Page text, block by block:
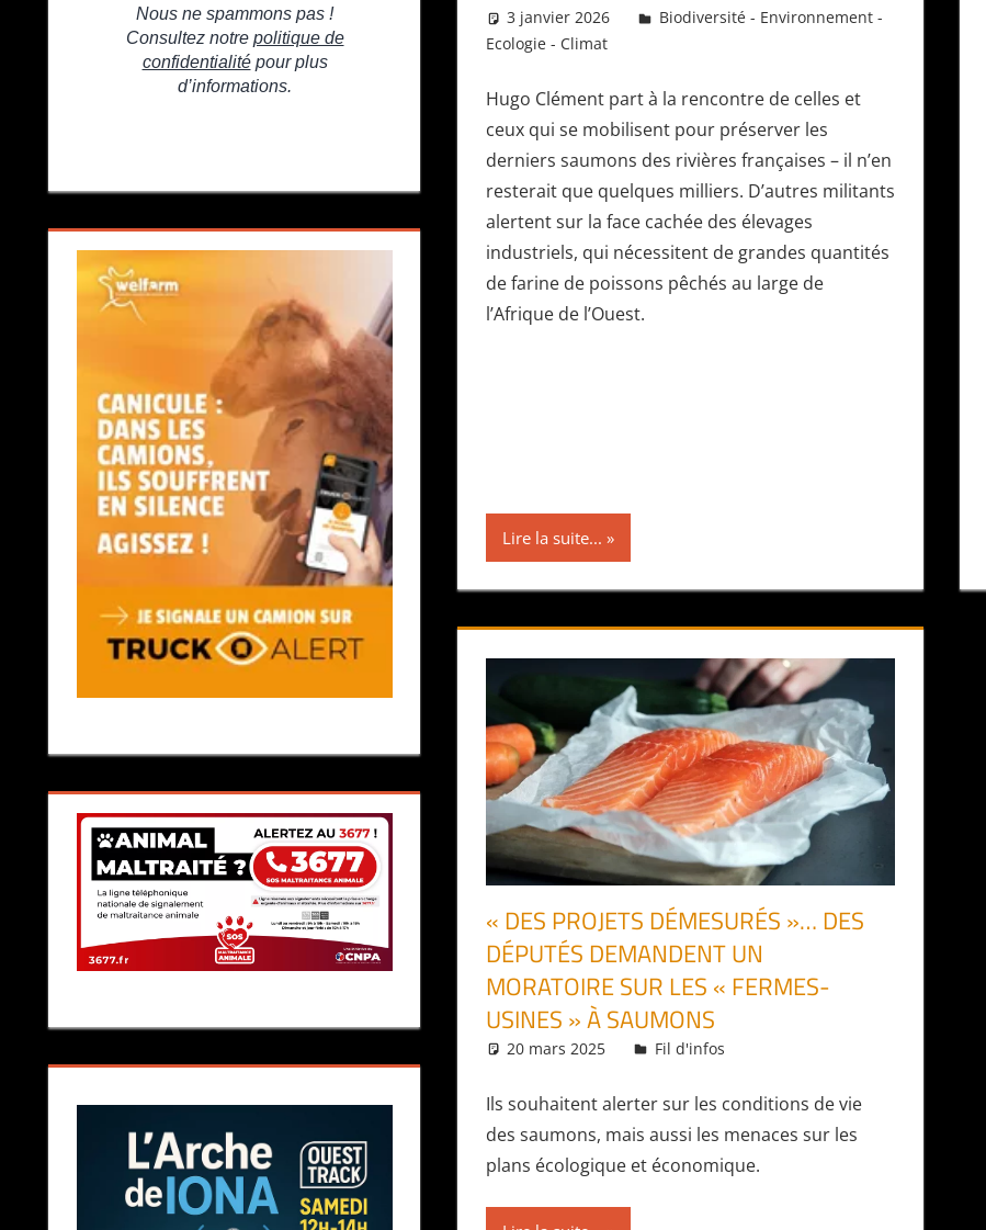
3 janvier 2026 Daniel
Biodiversité - Environnement -
Ecologie - Climat
Hugo Clément part à la rencontre de celles et
ceux qui se mobilisent pour préserver les
derniers saumons des rivières françaises – il n’en
resterait que quelques milliers. D’autres militants
alertent sur la face cachée des élevages
industriels, qui nécessitent de grandes quantités
de farine de poissons pêchés au large de
l’Afrique de l’Ouest.
Lire la suite...
« DES PROJETS DÉMESURÉS »… DES
DÉPUTÉS DEMANDENT UN
MORATOIRE SUR LES « FERMES-
USINES » À SAUMONS
20 mars 2025 Daniel
Fil d'infos
Ils souhaitent alerter sur les conditions de vie
des saumons, mais aussi les menaces sur les
plans écologique et économique.